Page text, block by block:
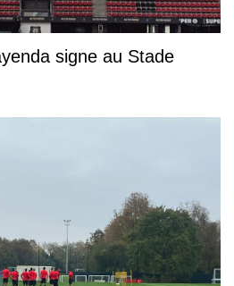
signe au Stade